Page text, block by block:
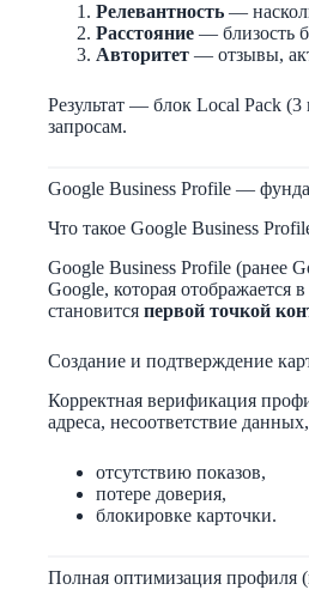
Релевантность —
Расстояние — близость
Авторитет — отзывы,
Результат — блок Local Pack
запросам.
Google Business Profile —
Что такое Google Business
Google Business Profile (ранее
Google, которая отображается
становится первой точкой
Создание и подтверждение
Корректная верификация
адреса, несоответствие
отсутствию показов,
потере доверия,
блокировке карточки.
Полная оптимизация профиля